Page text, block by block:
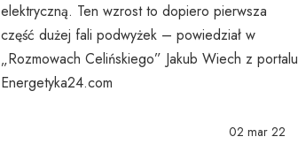
elektryczną. Ten wzrost to dopiero pierwsza
część dużej fali podwyżek – powiedział w
„Rozmowach Celińskiego” Jakub Wiech z portalu
Energetyka24.com
02 mar 22